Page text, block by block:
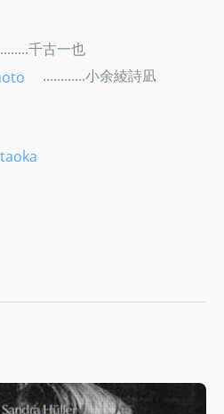
千古一也
............小余綾詩凪